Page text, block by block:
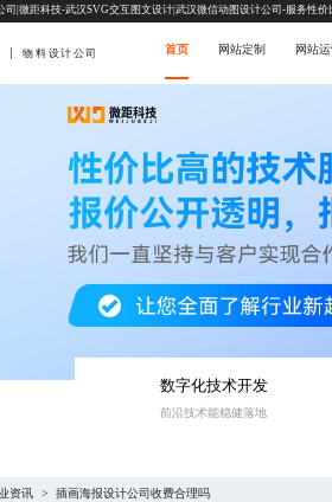
|微距科技-武汉SVG交互图文设计|武汉微信动图设计公司-服务性价
物料设计公司 首页 网站定制 网站
数字化技术开发
前沿技术能稳健落地
资讯 > 插画海报设计公司收费合理吗